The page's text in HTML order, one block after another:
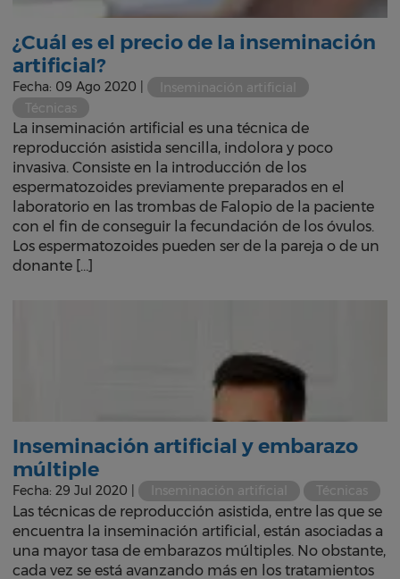
¿Cuál es el precio de la inseminación
artificial?
Fecha: 09 Ago 2020 |
Inseminación artificial
Técnicas
La inseminación artificial es una técnica de
reproducción asistida sencilla, indolora y poco
invasiva. Consiste en la introducción de los
espermatozoides previamente preparados en el
laboratorio en las trombas de Falopio de la paciente
con el fin de conseguir la fecundación de los óvulos.
Los espermatozoides pueden ser de la pareja o de un
donante […]
Inseminación artificial y embarazo
múltiple
Fecha: 29 Jul 2020 | Inseminación artificial Técnicas
Las técnicas de reproducción asistida, entre las que se
encuentra la inseminación artificial, están asociadas a
una mayor tasa de embarazos múltiples. No obstante,
cada vez se está avanzando más en los tratamientos